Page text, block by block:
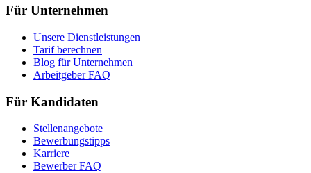
Für Unternehmen
Unsere Dienstleistungen
Tarif berechnen
Blog für Unternehmen
Arbeitgeber FAQ
Für Kandidaten
Stellenangebote
Bewerbungstipps
Karriere
Bewerber FAQ